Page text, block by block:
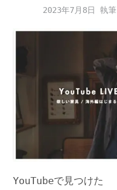
2023年7月8日
YouTubeで見つけた